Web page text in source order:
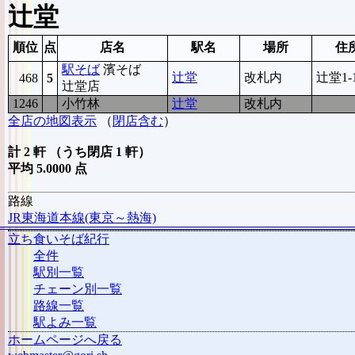
辻堂
順位 点 店名 駅名 場所 住
468 5
駅そば 濱そば
辻堂店
辻堂 改札内
辻堂1-
1246
小竹林 辻堂
改札内
全店の地図表示 （ 閉店含む）
計 2 軒 （うち閉店 1 軒）
平均 5.0000 点
路線
JR東海道本線(東京～熱海)
立ち食いそば紀行
全件
駅別一覧
チェーン別一覧
路線一覧
駅よみ一覧
ホームページへ戻る